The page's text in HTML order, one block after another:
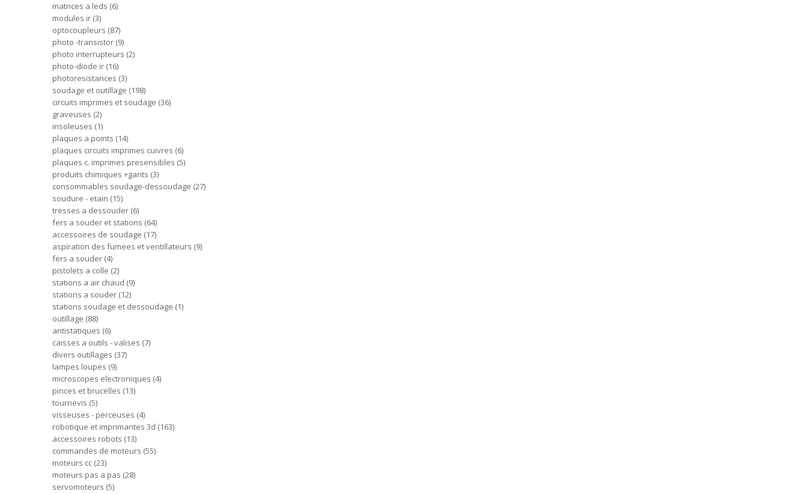
matrices a leds 6
modules ir 3
optocoupleurs 87
photo -transistor 9
photo interrupteurs 2
photo-diode ir 16
photoresistances 3
soudage et outillage 198
circuits imprimes et soudage 36
graveuses 2
insoleuses 1
plaques a points 14
plaques circuits imprimes cuivres 6
plaques c. imprimes presensibles 5
produits chimiques +gants 3
consommables soudage-dessoudage 27
soudure - etain 15
tresses a dessouder 6
fers a souder et stations 64
accessoires de soudage 17
aspiration des fumees et ventillateurs 9
fers a souder 4
pistolets a colle 2
stations a air chaud 9
stations a souder 12
stations soudage et dessoudage 1
outillage 88
antistatiques 6
caisses a outils - valises 7
divers outillages 37
lampes loupes 9
microscopes electroniques 4
pinces et brucelles 13
tournevis 5
visseuses - perceuses 4
robotique et imprimantes 3d 163
accessoires robots 13
commandes de moteurs 55
moteurs cc 23
moteurs pas a pas 28
servomoteurs 5